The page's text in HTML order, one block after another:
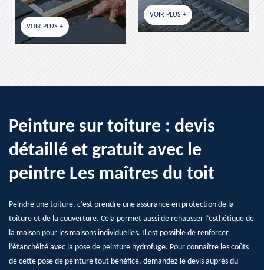
VOIR PLUS +
VOIR PLUS +
Peinture sur toiture : devis
détaillé et gratuit avec le
peintre Les maîtres du toit
Peindre une toiture, c’est prendre une assurance en protection de la
toiture et de la couverture. Cela permet aussi de rehausser l’esthétique de
la maison pour les maisons individuelles. Il est possible de renforcer
l’étanchéité avec la pose de peinture hydrofuge. Pour connaître les coûts
de cette pose de peinture tout bénéfice, demandez le devis auprès du